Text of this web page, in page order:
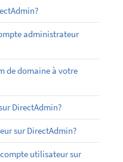
administrateur
de domaine à votre
DirectAdmin?
sur DirectAdmin?
utilisateur sur